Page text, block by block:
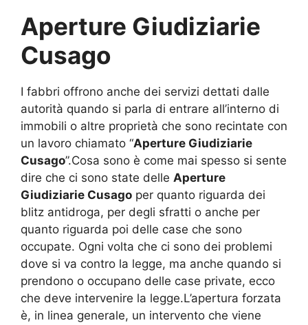
Aperture Giudiziarie
Cusago
I fabbri offrono anche dei servizi dettati dalle
autorità quando si parla di entrare all’interno di
immobili o altre proprietà che sono recintate con
un lavoro chiamato “Aperture Giudiziarie
Cusago”.Cosa sono è come mai spesso si sente
dire che ci sono state delle Aperture
Giudiziarie Cusago per quanto riguarda dei
blitz antidroga, per degli sfratti o anche per
quanto riguarda poi delle case che sono
occupate. Ogni volta che ci sono dei problemi
dove si va contro la legge, ma anche quando si
prendono o occupano delle case private, ecco
che deve intervenire la legge.L’apertura forzata
è, in linea generale, un intervento che viene